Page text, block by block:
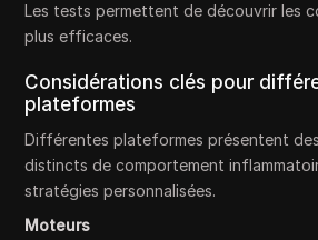
Les tests permettent de découvrir les
plus efficaces.
Considérations clés pour
plateformes
Différentes plateformes présentent
distincts de comportement
stratégies personnalisées.
Moteurs